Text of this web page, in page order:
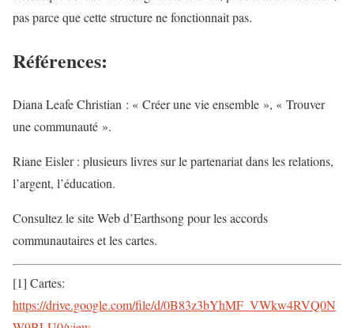
pas parce que cette structure ne fonctionnait pas.
Références:
Diana Leafe Christian : « Créer une vie ensemble », « Trouver
une communauté ».
Riane Eisler : plusieurs livres sur le partenariat dans les relations,
l’argent, l’éducation.
Consultez le site Web d’Earthsong pour les accords
communautaires et les cartes.
[1] Cartes:
https://drive.google.com/file/d/0B83z3bYhMF_VWkw4RVQ0N